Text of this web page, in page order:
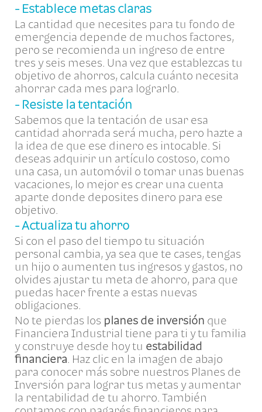
- Establece metas claras
La cantidad que necesites para tu fondo de
emergencia depende de muchos factores,
pero se recomienda un ingreso de entre
tres y seis meses. Una vez que establezcas tu
objetivo de ahorros, calcula cuánto necesita
ahorrar cada mes para lograrlo.
- Resiste la tentación
Sabemos que la tentación de usar esa
cantidad ahorrada será mucha, pero hazte a
la idea de que ese dinero es intocable. Si
deseas adquirir un artículo costoso, como
una casa, un automóvil o tomar unas buenas
vacaciones, lo mejor es crear una cuenta
aparte donde deposites dinero para ese
objetivo.
- Actualiza tu ahorro
Si con el paso del tiempo tu situación
personal cambia, ya sea que te cases, tengas
un hijo o aumenten tus ingresos y gastos, no
olvides ajustar tu meta de ahorro, para que
puedas hacer frente a estas nuevas
obligaciones.
No te pierdas los planes de inversión que
Financiera Industrial tiene para ti y tu familia
y construye desde hoy tu estabilidad
financiera. Haz clic en la imagen de abajo
para conocer más sobre nuestros Planes de
Inversión para lograr tus metas y aumentar
la rentabilidad de tu ahorro. También